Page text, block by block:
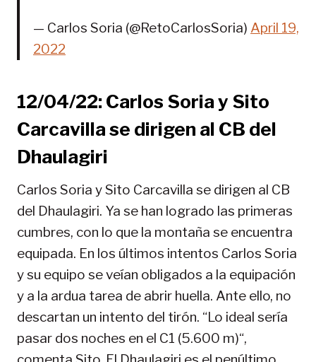
— Carlos Soria (@RetoCarlosSoria) April 19,
2022
12/04/22: Carlos Soria y Sito
Carcavilla se dirigen al CB del
Dhaulagiri
Carlos Soria y Sito Carcavilla se dirigen al CB
del Dhaulagiri. Ya se han logrado las primeras
cumbres, con lo que la montaña se encuentra
equipada. En los últimos intentos Carlos Soria
y su equipo se veían obligados a la equipación
y a la ardua tarea de abrir huella. Ante ello, no
descartan un intento del tirón. “Lo ideal sería
pasar dos noches en el C1 (5.600 m)“,